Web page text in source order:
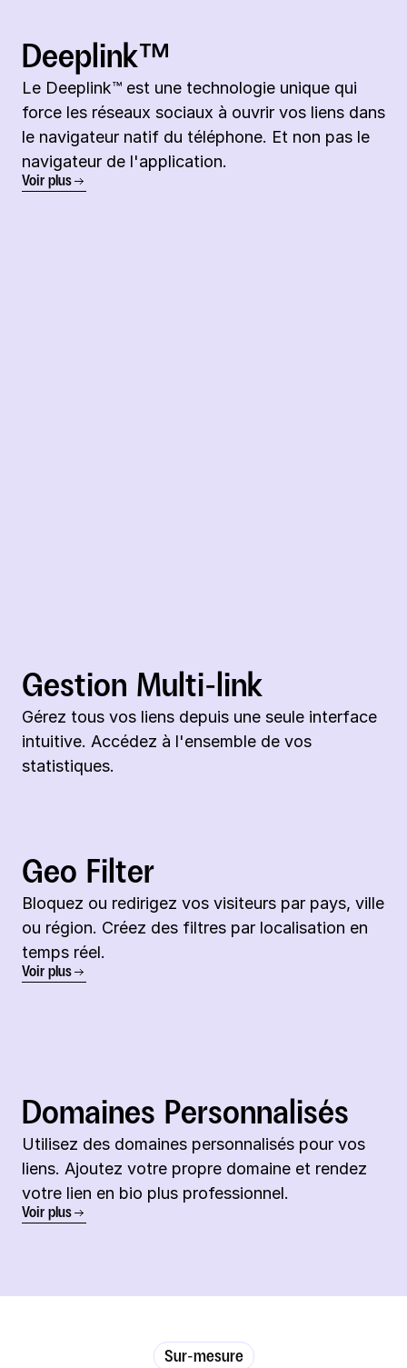
Deeplink™
Le Deeplink™️ est une technologie unique qui
force les réseaux sociaux à ouvrir vos liens dans
le navigateur natif du téléphone. Et non pas le
navigateur de l'application.
Voir plus
Gestion Multi-link
Gérez tous vos liens depuis une seule interface
intuitive. Accédez à l'ensemble de vos
statistiques.
Geo Filter
Bloquez ou redirigez vos visiteurs par pays, ville
ou région. Créez des filtres par localisation en
temps réel.
Voir plus
Domaines Personnalisés
Utilisez des domaines personnalisés pour vos
liens. Ajoutez votre propre domaine et rendez
votre lien en bio plus professionnel.
Voir plus
Sur-mesure